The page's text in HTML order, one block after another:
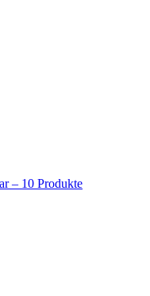
– 10 Produkte